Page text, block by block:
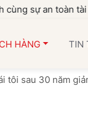
toàn tài chính
HÀNG TIN
tôi sau 30 năm